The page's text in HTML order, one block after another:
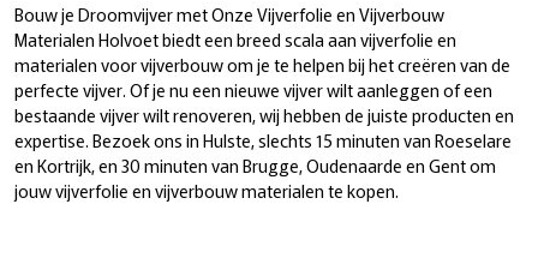
Bouw je Droomvijver met Onze Vijverfolie en Vijverbouw
Materialen Holvoet biedt een breed scala aan vijverfolie en
materialen voor vijverbouw om je te helpen bij het creëren van de
perfecte vijver. Of je nu een nieuwe vijver wilt aanleggen of een
bestaande vijver wilt renoveren, wij hebben de juiste producten en
expertise. Bezoek ons in Hulste, slechts 15 minuten van Roeselare
en Kortrijk, en 30 minuten van Brugge, Oudenaarde en Gent om
jouw vijverfolie en vijverbouw materialen te kopen.